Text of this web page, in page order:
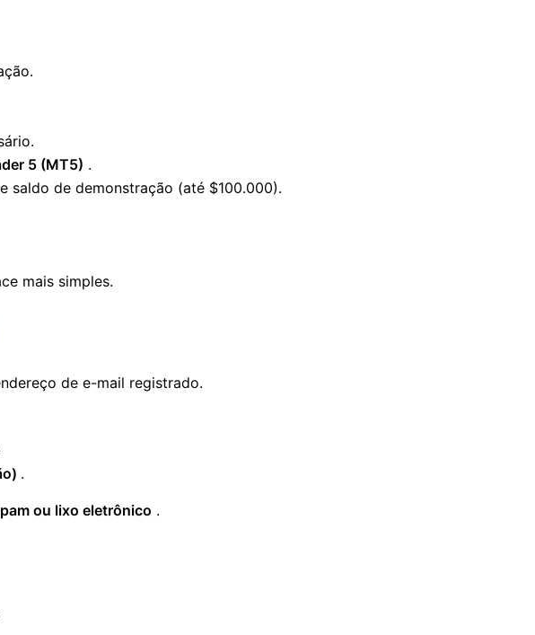
5 (MT5) .
saldo de demonstração (até $100.000).
mais simples.
de e-mail registrado.
.
ou lixo eletrônico .